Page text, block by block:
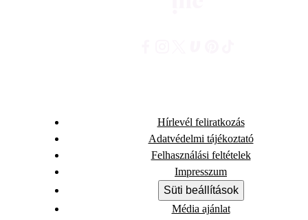
Hírlevél feliratkozás
Adatvédelmi tájékoztató
Felhasználási feltételek
Impresszum
Süti beállítások
Média ajánlat